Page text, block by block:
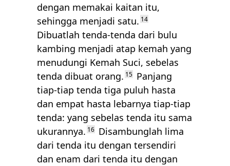
dengan memakai kaitan itu,
sehingga menjadi satu. 14
Dibuatlah tenda-tenda dari bulu
kambing menjadi atap kemah yang
menudungi Kemah Suci, sebelas
tenda dibuat orang. 15
Panjang
tiap-tiap tenda tiga puluh hasta
dan empat hasta lebarnya tiap-tiap
tenda: yang sebelas tenda itu sama
ukurannya. 16 Disambunglah lima
dari tenda itu dengan tersendiri
dan enam dari tenda itu dengan